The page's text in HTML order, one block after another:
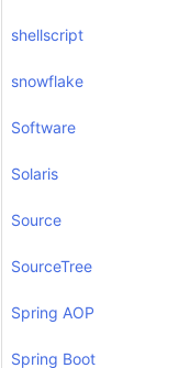
shellscript
snowflake
Software
Solaris
Source
SourceTree
Spring AOP
Spring Boot